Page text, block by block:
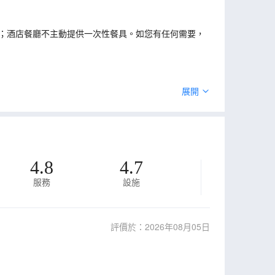
店餐廳不主動提供一次性餐具。如您有任何需要，
展開
4.8
服務
4.7
設施
評價於：2026年08月05日